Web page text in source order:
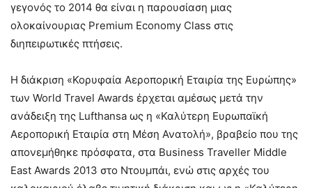
γεγονός το 2014 θα είναι η παρουσίαση μιας
ολοκαίνουριας Premium Economy Class στις
διηπειρωτικές πτήσεις.
Η διάκριση «Κορυφαία Αεροπορική Εταιρία της Ευρώπης»
των World Travel Awards έρχεται αμέσως μετά την
ανάδειξη της Lufthansa ως η «Καλύτερη Ευρωπαϊκή
Αεροπορική Εταιρία στη Μέση Ανατολή», βραβείο που της
απονεμήθηκε πρόσφατα, στα Business Traveller Middle
East Awards 2013 στο Ντουμπάι, ενώ στις αρχές του